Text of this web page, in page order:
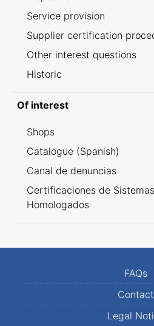
Service provision
Supplier certification
Other interest questions
Historic
Of interest
Shops
Catalogue (Spanish)
Canal de denuncias
Certificaciones de
Homologados
FAQs
Contact
Legal